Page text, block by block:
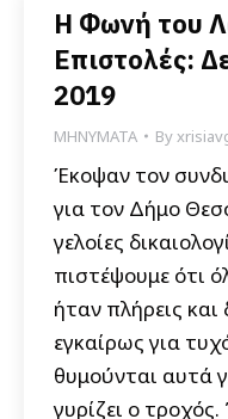
Η Φωνή του
Επιστολές:
2019
ΜΗΝΥΜΑΤΑ By
Έκοψαν τον
για τον Δήμο
γελοίες
πιστέψουμε ότι
ήταν πλήρεις
εγκαίρως για
θυμούνται αυτά
γυρίζει ο